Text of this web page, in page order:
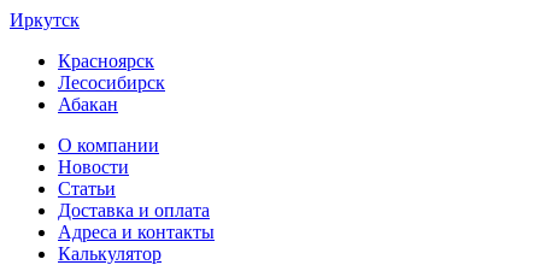
Иркутск
Красноярск
Лесосибирск
Абакан
О компании
Новости
Статьи
Доставка и оплата
Адреса и контакты
Калькулятор